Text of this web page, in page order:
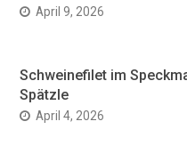
April 9, 2026
Schweinefilet im
Spätzle
April 4, 2026